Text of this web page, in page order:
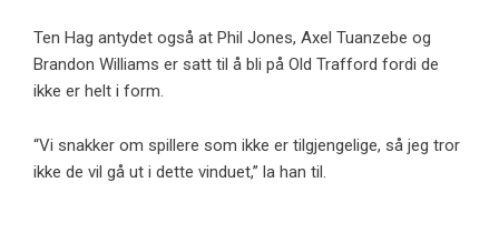
Ten Hag antydet også at Phil Jones, Axel Tuanzebe og
Brandon Williams er satt til å bli på Old Trafford fordi de
ikke er helt i form.
“Vi snakker om spillere som ikke er tilgjengelige, så jeg tror
ikke de vil gå ut i dette vinduet,” la han til.